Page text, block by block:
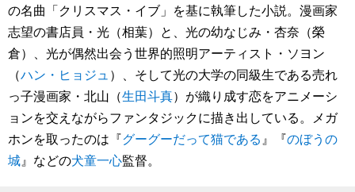
の名曲「クリスマス・イブ」を基に執筆した小説。漫画家
志望の書店員・光（相葉）と、光の幼なじみ・杏奈（榮
倉）、光が偶然出会う世界的照明アーティスト・ソヨン
（ハン・ヒョジュ）、そして光の大学の同級生である売れ
っ子漫画家・北山（生田斗真）が織り成す恋をアニメーシ
ョンを交えながらファンタジックに描き出している。メガ
ホンを取ったのは『グーグーだって猫である』『のぼうの
城』などの犬童一心監督。